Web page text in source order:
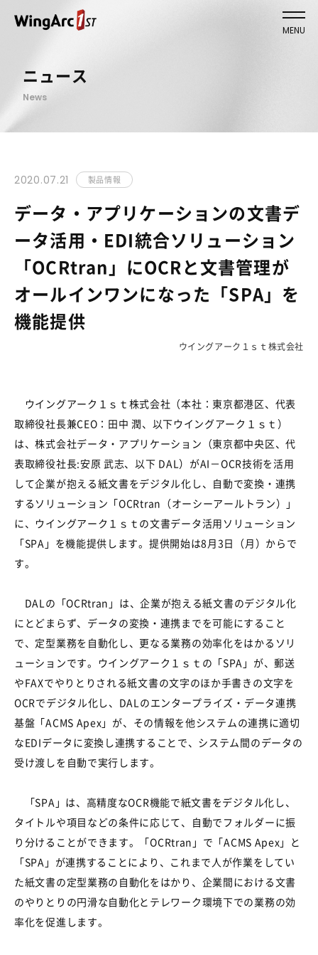
MENU
ニュース
News
2020.07.21 製品情報
データ・アプリケーションの文書デ
ータ活用・EDI統合ソリューション
「OCRtran」にOCRと文書管理が
オールインワンになった「SPA」を
機能提供
ウイングアーク１ｓｔ株式会社
ウイングアーク１ｓｔ株式会社（本社：東京都港区、代表
取締役社長兼CEO ：田中 潤、以下ウイングアーク１ｓｔ）
は、株式会社データ・アプリケーション （東京都中央区、代
表取締役社長:安原 武志、以下 DAL） がAI －OCR技術を活用
して企業が抱える紙文書をデジタル化し、自動で変換・連携
するソリューション「OCRtran（オーシーアールトラン）」
に、ウイングアーク１ｓｔの文書データ活用ソリューション
「SPA 」を機能提供します。提供開始は8月3日（月）からで
す。
DALの「OCRtran 」は、企業が抱える紙文書のデジタル化
にとどまらず、データの変換・連携までを可能にすること
で、定型業務を自動化し、更なる業務の効率化をはかるソリ
ューションです。ウイングアーク１ｓｔの「SPA 」が、郵送
やFAXでやりとりされる紙文書の文字のほか手書きの文字を
OCRでデジタル化し、 DALのエンタープライズ・データ連携
基盤「ACMS Apex」が、その情報を他システムの連携に適切
なEDIデータに変換し連携することで、システム間のデータの
受け渡しを自動で実行します。
「SPA 」は、高精度なOCR機能で紙文書をデジタル化し、
タイトルや項目などの条件に応じて、自動でフォルダーに振
り分けることができます。「OCRtran 」で「ACMS Apex」と
「SPA 」が連携することにより、これまで人が作業をしてい
た紙文書の定型業務の自動化をはかり、企業間における文書
のやりとりの円滑な自動化とテレワーク環境下での業務の効
率化を促進します。